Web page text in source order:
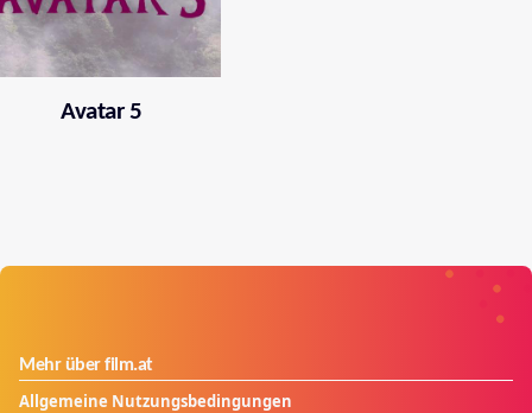
Avatar 5
Mehr über film.at
Allgemeine Nutzungsbedingungen